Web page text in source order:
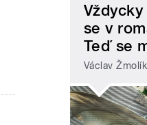
se v
Teď se
Václav